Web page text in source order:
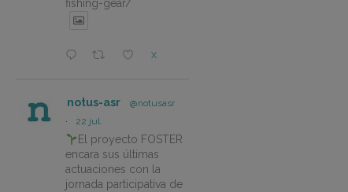
fishing-gear/
X
notus-asr
@notusasr
·
22 jul.
El proyecto FOSTER
encara sus últimas
actuaciones con la
jornada participativa de